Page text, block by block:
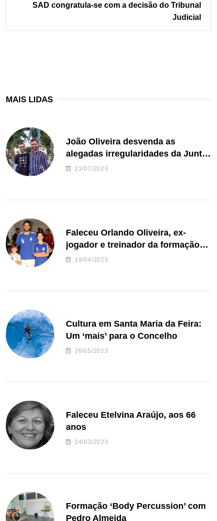
SAD congratula-se com a decisão do Tribunal
Judicial
MAIS LIDAS
João Oliveira desvenda as
alegadas irregularidades da Junta
de Freguesia S. João de Ver
21/07/2023
Faleceu Orlando Oliveira, ex-
jogador e treinador da formação
de andebol do Feirense
19/04/2023
Cultura em Santa Maria da Feira:
Um ‘mais’ para o Concelho
26/05/2023
Faleceu Etelvina Araújo, aos 66
anos
24/03/2023
Formação ‘Body Percussion’ com
Pedro Almeida